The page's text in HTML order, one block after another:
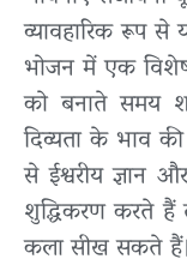
व्यावहारिक रूप
भोजन में एक विशेष
को बनाते समय
दिव्यता के भाव
से ईश्वरीय ज्ञान
शुद्धिकरण करते हैं
कला सीख सकते